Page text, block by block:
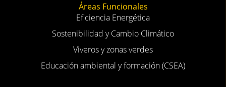
Áreas Funcionales
Eficiencia Energética
Sostenibilidad y Cambio Climático
Viveros y zonas verdes
Educación ambiental y formación (CSEA)